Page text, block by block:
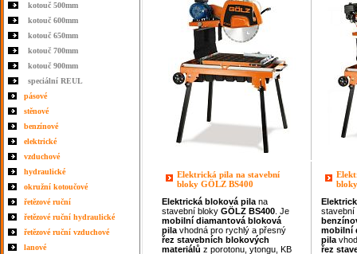
kotouč 500mm
kotouč 600mm
kotouč 650mm
kotouč 700mm
kotouč 900mm
speciální REUL
pásové
stěnové
benzínové
elektrické
vzduchové
hydraulické
okružní kotoučové
řetězové ruční
řetězové ruční hydraulické
řetězové ruční vzduchové
lanové
Elektrická pila na stavební
bloky GÖLZ BS400
Elektrická bloková pila na
stavební bloky GÖLZ BS400 Je
mobilní diamantová bloková
pila vhodná pro rychlý a přesný
řez stavebních blokových
materiálů z porotonu, ytongu, KB
mobilní
pila
řez